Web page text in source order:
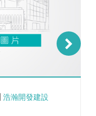
浩瀚開發建設